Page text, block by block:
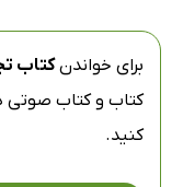
برای خواندنکتاب
کتاب و کتاب صوتی
کنید.